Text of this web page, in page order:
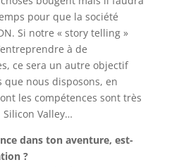
pour que la société
Si notre « story telling »
à de
ce sera un autre objectif
que nous disposons, en
les compétences sont très
Valley…
dans ton aventure, est-
?